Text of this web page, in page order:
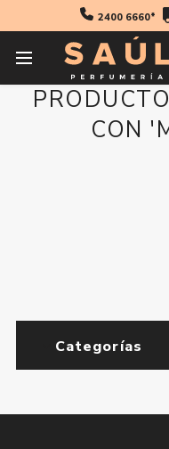
2400 6660*
CON
Categorías